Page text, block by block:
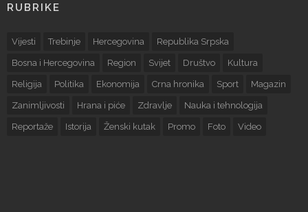
RUBRIKE
Vijesti Trebinje Hercegovina Republika Srpska
Bosna i Hercegovina Region Svijet Društvo Kultura
Religija Politika Ekonomija Crna hronika Sport Magazin
Zanimljivosti Hrana i piće Zdravlje Nauka i tehnologija
Reportaže Istorija Ženski kutak Promo Foto Video